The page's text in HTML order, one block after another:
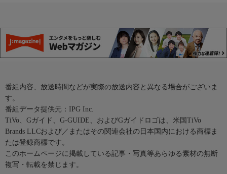
番組内容、放送時間などが実際の放送内容と異なる場合がございま
す。
番組データ提供元：IPG Inc.
TiVo、Gガイド、G-GUIDE、およびGガイドロゴは、米国TiVo
Brands LLCおよび／またはその関連会社の日本国内における商標ま
たは登録商標です。
このホームページに掲載している記事・写真等あらゆる素材の無断
複写・転載を禁じます。